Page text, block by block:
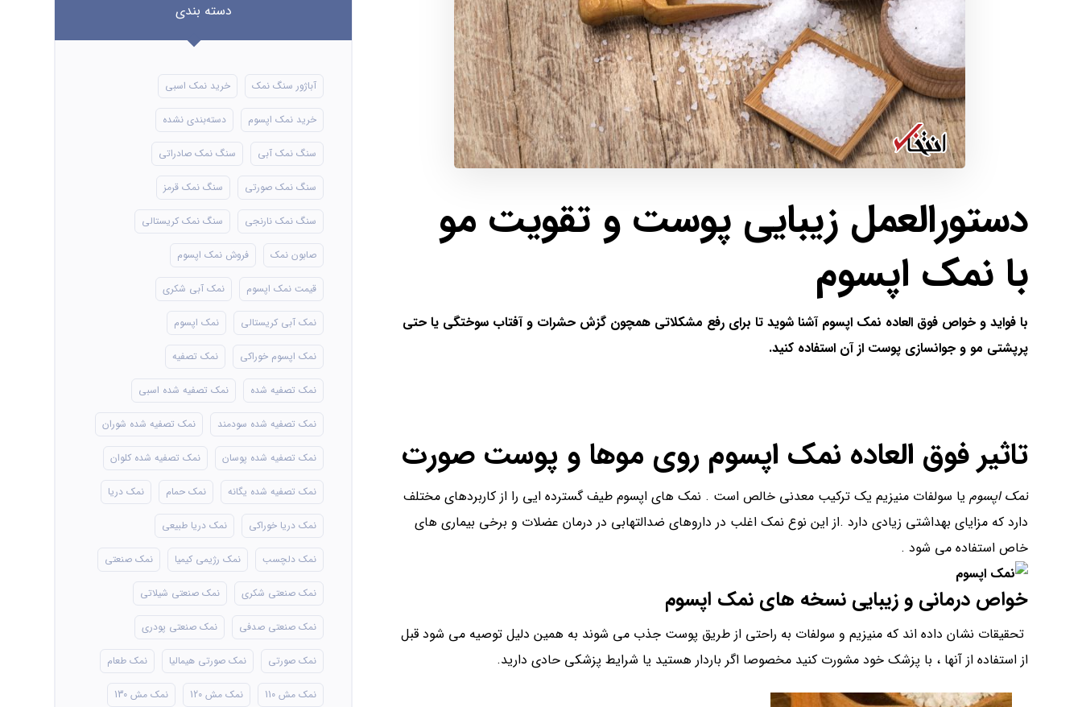
دستورالعمل زیبایی پوست و تقویت مو
بانمک اپسوم
با فواید و خواص فوق العاده نمک اپسوم آشنا شوید تا برای رفع مشکلاتی همچون گزش حشرات و آفتاب سوختگی یا حتی
پرپشتی مو و جوانسازی پوست از آن استفاده کنید.
تاثیر فوق العادهنمک اپسوم روی موها وپوست صورت
نمک اپسوم یا سولفات منیزیم یک ترکیب معدنی خالص است . نمک های اپسوم طیف گسترده ایی را از کاربردهای مختلف
دارد که مزایای بهداشتی زیادی دارد .از این نوع نمک اغلب در داروهای ضدالتهابی در درمان عضلات و برخی بیماری های
خاص استفاده می شود .
خواص درمانی و زیبایی نسخه های نمک اپسوم
تحقیقات نشان داده اند که منیزیم و سولفات به راحتی از طریق پوست جذب می شوند به همین دلیل توصیه می شود قبل
از استفاده از آنها ، با پزشک خود مشورت کنید مخصوصا اگر باردار هستید یا شرایط پزشکی حادی دارید.
دسته بندی
آباژور سنگ نمک خرید نمک اسبی
خرید نمک اپسوم دسته‌بندی نشده
سنگ نمک آبی سنگ نمک صادراتی
سنگ نمک صورتی سنگ نمک قرمز
سنگ نمک نارنجی سنگ نمک کریستالی
صابون نمک فروش نمک اپسوم
قیمت نمک اپسوم نمک آبی شکری
نمک آبی کریستالی نمک اپسوم
نمک اپسوم خوراکی نمک تصفیه
نمک تصفیه شده نمک تصفیه شده اسبی
نمک تصفیه شده سودمند نمک تصفیه شده شوران
نمک تصفیه شده پوسان نمک تصفیه شده کلوان
نمک تصفیه شده یگانه نمک حمام نمک دریا
نمک دریا خوراکی نمک دریا طبیعی
نمک دلچسب نمک رژیمی کیمیا نمک صنعتی
نمک صنعتی شکری نمک صنعتی شیلاتی
نمک صنعتی صدفی نمک صنعتی پودری
نمک صورتی نمک صورتی هیمالیا نمک طعام
نمک مش 110 نمک مش 120 نمک مش 130